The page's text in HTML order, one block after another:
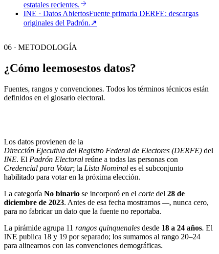
estatales recientes.
INE · Datos AbiertosFuente primaria DERFE: descargas
originales del Padrón.↗︎
06 · METODOLOGÍA
¿Cómo leemosestos datos?
Fuentes, rangos y convenciones. Todos los términos técnicos están
definidos en el glosario electoral.
Los datos provienen de la
Dirección Ejecutiva del Registro Federal de Electores (DERFE) del
INE. El Padrón Electoral reúne a todas las personas con
Credencial para Votar; la Lista Nominal es el subconjunto
habilitado para votar en la próxima elección.
La categoría No binario se incorporó en el corte del 28 de
diciembre de 2023. Antes de esa fecha mostramos —, nunca cero,
para no fabricar un dato que la fuente no reportaba.
La pirámide agrupa 11 rangos quinquenales desde 18 a 24 años. El
INE publica 18 y 19 por separado; los sumamos al rango 20–24
para alinearnos con las convenciones demográficas.